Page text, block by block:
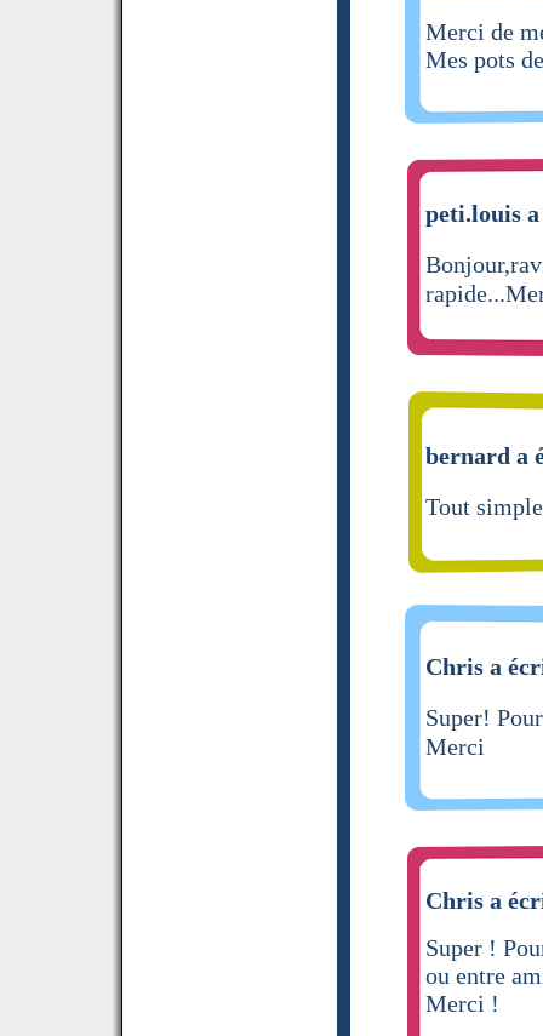
Merci de
Mes pots
peti.louis
bernard a
Tout
Chris a
Super!
Merci
Chris a
Super !
ou entre
Merci !